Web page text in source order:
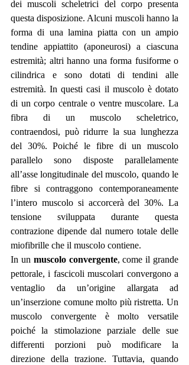
dei muscoli scheletrici del corpo presenta
questa disposizione. Alcuni muscoli hanno la
forma di una lamina piatta con un ampio
tendine appiattito (aponeurosi) a ciascuna
estremità; altri hanno una forma fusiforme o
cilindrica e sono dotati di tendini alle
estremità. In questi casi il muscolo è dotato
di un corpo centrale o ventre muscolare. La
fibra di un muscolo scheletrico,
contraendosi, può ridurre la sua lunghezza
del 30%. Poiché le fibre di un muscolo
parallelo sono disposte parallelamente
all’asse longitudinale del muscolo, quando le
fibre si contraggono contemporaneamente
l’intero muscolo si accorcerà del 30%. La
tensione sviluppata durante questa
contrazione dipende dal numero totale delle
miofibrille che il muscolo contiene.
In un muscolo convergente, come il grande
pettorale, i fascicoli muscolari convergono a
ventaglio da un’origine allargata ad
un’inserzione comune molto più ristretta. Un
muscolo convergente è molto versatile
poiché la stimolazione parziale delle sue
differenti porzioni può modificare la
direzione della trazione. Tuttavia, quando